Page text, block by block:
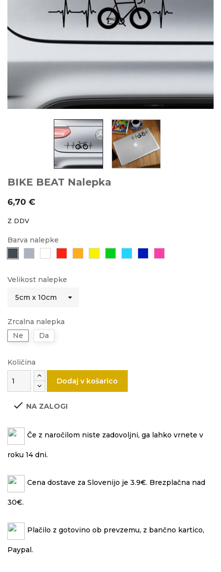
BIKE BEAT Nalepka
6,70 €
Z DDV
Barva nalepke
modra
Velikost nalepke
Zrcalna nalepka
Ne
Da
Količina
Dodaj v košarico
 NA ZALOGI
Če z naročilom niste zadovoljni, ga lahko vrnete v
roku 14 dni.
Cena dostave za Slovenijo je 3.9€. Brezplačna nad
30€.
Plačilo z gotovino ob prevzemu, z bančno kartico,
Paypal.